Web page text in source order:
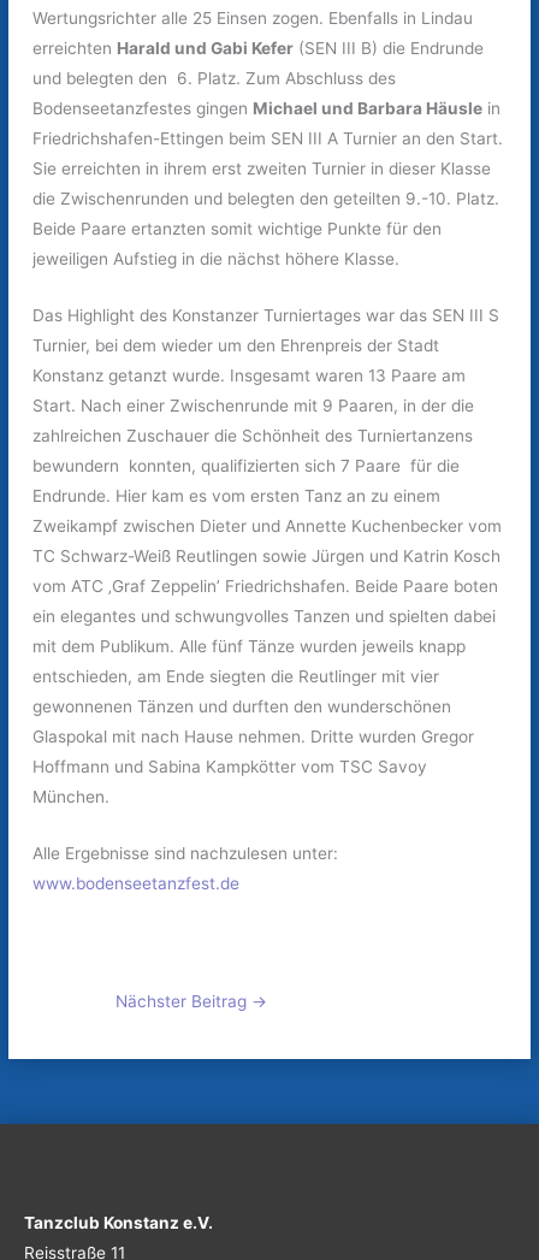
Wertungsrichter alle 25 Einsen zogen. Ebenfalls in Lindau
erreichten Harald und Gabi Kefer (SEN III B) die Endrunde
und belegten den 6. Platz. Zum Abschluss des
Bodenseetanzfestes gingen Michael und Barbara Häusle in
Friedrichshafen-Ettingen beim SEN III A Turnier an den Start.
Sie erreichten in ihrem erst zweiten Turnier in dieser Klasse
die Zwischenrunden und belegten den geteilten 9.-10. Platz.
Beide Paare ertanzten somit wichtige Punkte für den
jeweiligen Aufstieg in die nächst höhere Klasse.
Das Highlight des Konstanzer Turniertages war das SEN III S
Turnier, bei dem wieder um den Ehrenpreis der Stadt
Konstanz getanzt wurde. Insgesamt waren 13 Paare am
Start. Nach einer Zwischenrunde mit 9 Paaren, in der die
zahlreichen Zuschauer die Schönheit des Turniertanzens
bewundern konnten, qualifizierten sich 7 Paare für die
Endrunde. Hier kam es vom ersten Tanz an zu einem
Zweikampf zwischen Dieter und Annette Kuchenbecker vom
TC Schwarz-Weiß Reutlingen sowie Jürgen und Katrin Kosch
vom ATC ‚Graf Zeppelin’ Friedrichshafen. Beide Paare boten
ein elegantes und schwungvolles Tanzen und spielten dabei
mit dem Publikum. Alle fünf Tänze wurden jeweils knapp
entschieden, am Ende siegten die Reutlinger mit vier
gewonnenen Tänzen und durften den wunderschönen
Glaspokal mit nach Hause nehmen. Dritte wurden Gregor
Hoffmann und Sabina Kampkötter vom TSC Savoy
München.
Alle Ergebnisse sind nachzulesen unter:
www.bodenseetanzfest.de
Nächster Beitrag →
Tanzclub Konstanz e.V.
Reisstraße 11